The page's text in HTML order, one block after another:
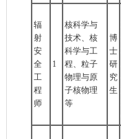
辐
射
安
全
工
程
师
1
核科学与
技术、核
科学与工
程、粒子
物理与原
子核物理
等
博
士
研
究
生